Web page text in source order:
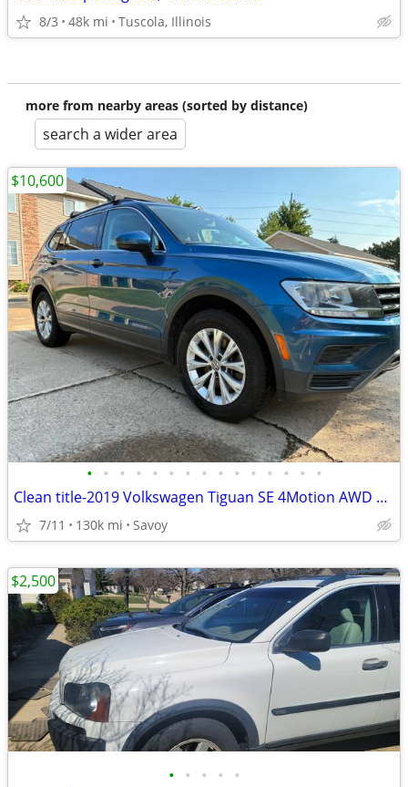
8/3 48k mi Tuscola, Illinois
more from nearby areas (sorted by distance)
search a wider area
• • • • • • • • • • • • • • •
Clean title-2019 Volkswagen Tiguan SE 4Motion AWD — $10,600
7/11 130k mi Savoy
$10,600
• • • • •
$2,500